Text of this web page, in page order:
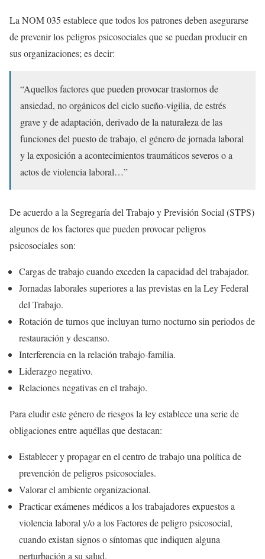
La NOM 035 establece que todos los patrones deben asegurarse
de prevenir los peligros psicosociales que se puedan producir en
sus organizaciones; es decir:
“Aquellos factores que pueden provocar trastornos de
ansiedad, no orgánicos del ciclo sueño-vigilia, de estrés
grave y de adaptación, derivado de la naturaleza de las
funciones del puesto de trabajo, el género de jornada laboral
y la exposición a acontecimientos traumáticos severos o a
actos de violencia laboral…”
De acuerdo a la Segregaría del Trabajo y Previsión Social (STPS)
algunos de los factores que pueden provocar peligros
psicosociales son:
Cargas de trabajo cuando exceden la capacidad del trabajador.
Jornadas laborales superiores a las previstas en la Ley Federal
del Trabajo.
Rotación de turnos que incluyan turno nocturno sin periodos de
restauración y descanso.
Interferencia en la relación trabajo-familia.
Liderazgo negativo.
Relaciones negativas en el trabajo.
Para eludir este género de riesgos la ley establece una serie de
obligaciones entre aquéllas que destacan:
Establecer y propagar en el centro de trabajo una política de
prevención de peligros psicosociales.
Valorar el ambiente organizacional.
Practicar exámenes médicos a los trabajadores expuestos a
violencia laboral y/o a los Factores de peligro psicosocial,
cuando existan signos o síntomas que indiquen alguna
perturbación a su salud.